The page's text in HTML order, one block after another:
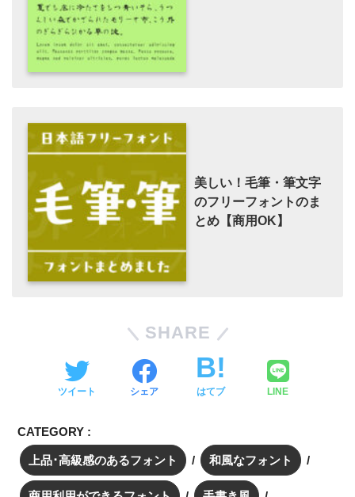
美しい！毛筆・筆文字
のフリーフォントのま
とめ【商用OK】
SHARE
ツイート シェア はてブ LINE
CATEGORY :
上品･高級感のあるフォント 和風なフォント